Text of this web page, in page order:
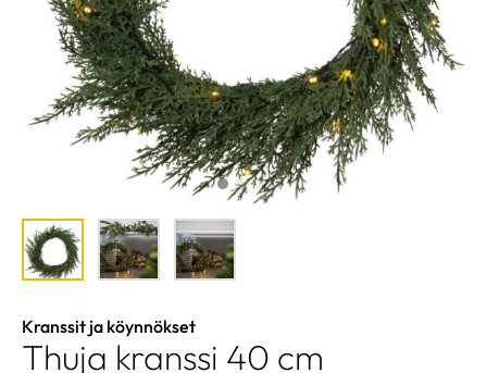
Kranssit ja köynnökset
Thuja kranssi 40 cm